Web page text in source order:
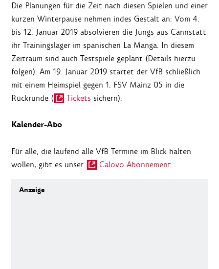
Die Planungen für die Zeit nach diesen Spielen und einer
kurzen Winterpause nehmen indes Gestalt an: Vom 4.
bis 12. Januar 2019 absolvieren die Jungs aus Cannstatt
ihr Trainingslager im spanischen La Manga. In diesem
Zeitraum sind auch Testspiele geplant (Details hierzu
folgen). Am 19. Januar 2019 startet der VfB schließlich
mit einem Heimspiel gegen 1. FSV Mainz 05 in die
Rückrunde (
Tickets sichern).
Kalender-Abo
Für alle, die laufend alle VfB Termine im Blick halten
wollen, gibt es unser
Calovo Abonnement.